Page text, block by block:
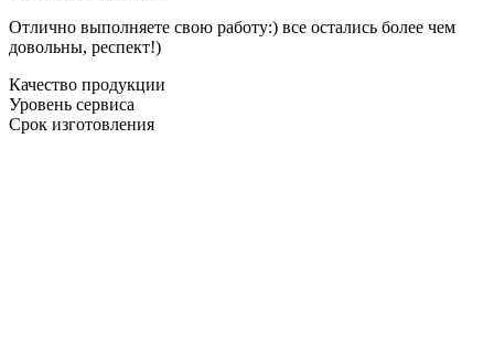
Отлично выполняете свою работу:) все остались более чем
довольны, респект!)
Качество продукции
Уровень сервиса
Срок изготовления